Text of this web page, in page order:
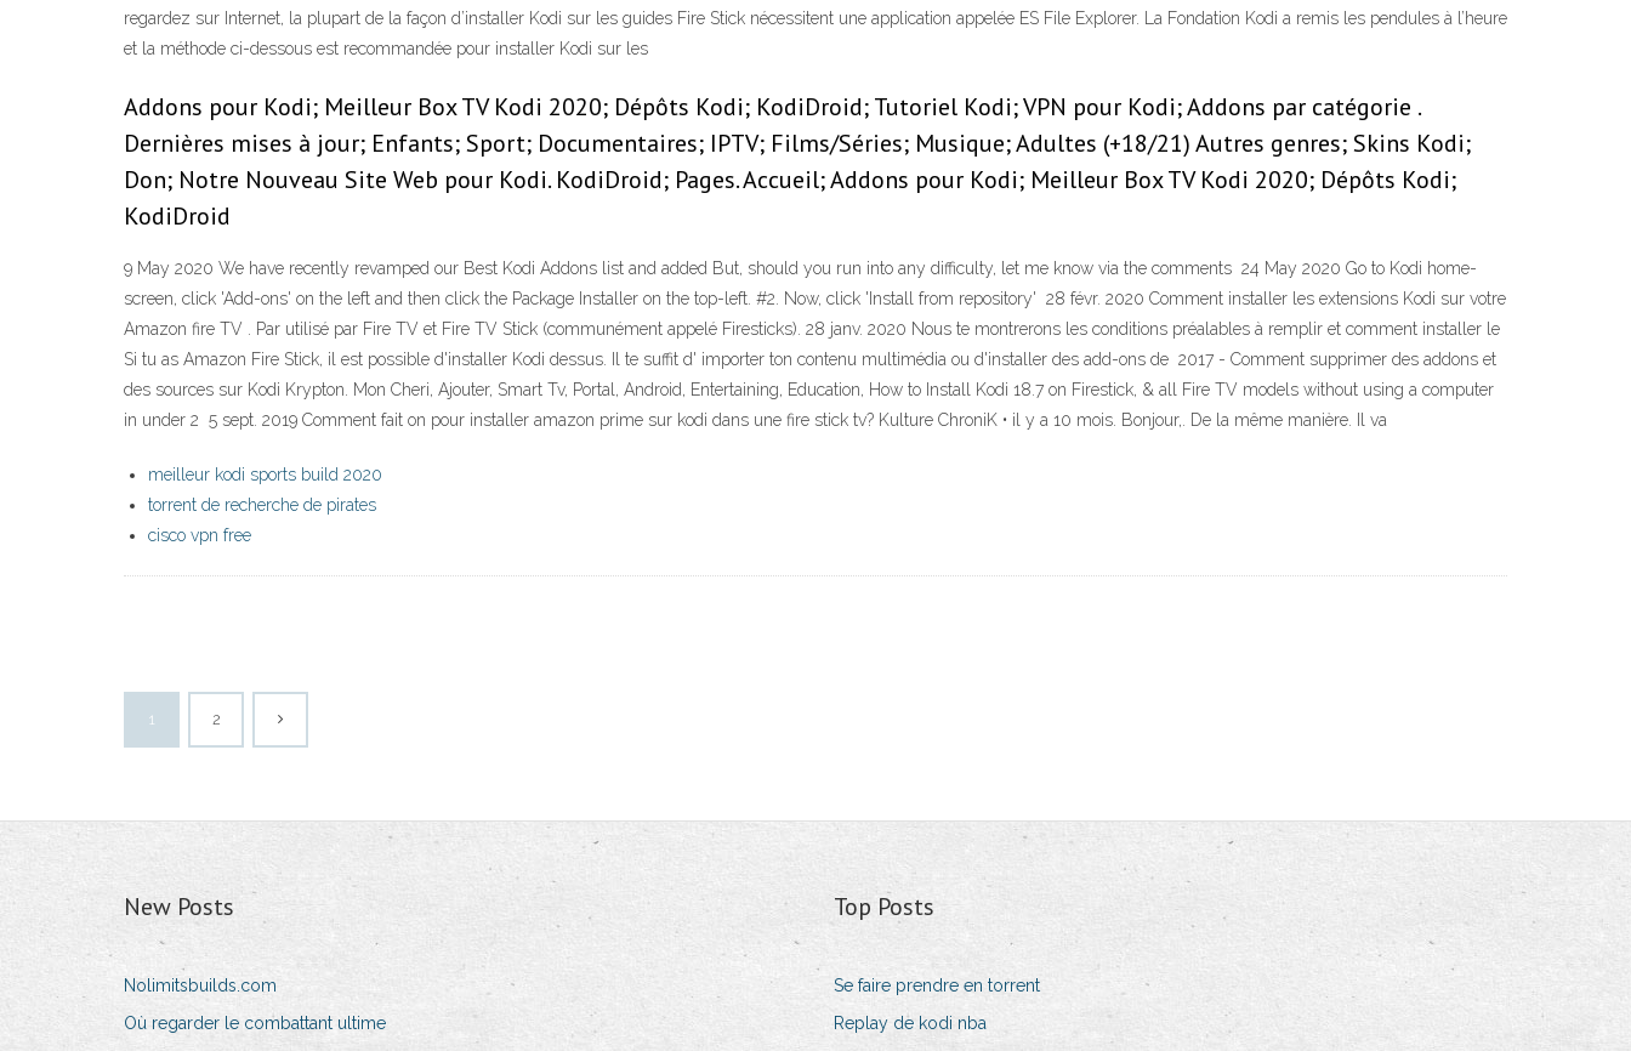
regardez sur Internet, la plupart de la façon d’installer Kodi sur les guides Fire Stick nécessitent une application appelée ES File Explorer. La Fondation Kodi a remis les pendules à l’heure
et la méthode ci-dessous est recommandée pour installer Kodi sur les
Addons pour Kodi; Meilleur Box TV Kodi 2020; Dépôts Kodi; KodiDroid; Tutoriel Kodi; VPN pour Kodi; Addons par catégorie .
Dernières mises à jour; Enfants; Sport; Documentaires; IPTV; Films/Séries; Musique; Adultes (+18/21) Autres genres; Skins Kodi;
Don; Notre Nouveau Site Web pour Kodi. KodiDroid; Pages. Accueil; Addons pour Kodi; Meilleur Box TV Kodi 2020; Dépôts Kodi;
KodiDroid
9 May 2020 We have recently revamped our Best Kodi Addons list and added But, should you run into any difficulty, let me know via the comments 24 May 2020 Go to Kodi home-
screen, click 'Add-ons' on the left and then click the Package Installer on the top-left. #2. Now, click 'Install from repository' 28 févr. 2020 Comment installer les extensions Kodi sur votre
Amazon fire TV . Par utilisé par Fire TV et Fire TV Stick (communément appelé Firesticks). 28 janv. 2020 Nous te montrerons les conditions préalables à remplir et comment installer le
Si tu as Amazon Fire Stick, il est possible d'installer Kodi dessus. Il te suffit d' importer ton contenu multimédia ou d'installer des add-ons de 2017 - Comment supprimer des addons et
des sources sur Kodi Krypton. Mon Cheri, Ajouter, Smart Tv, Portal, Android, Entertaining, Education, How to Install Kodi 18.7 on Firestick, & all Fire TV models without using a computer
in under 2 5 sept. 2019 Comment fait on pour installer amazon prime sur kodi dans une fire stick tv? Kulture ChroniK • il y a 10 mois. Bonjour,. De la même manière. Il va
meilleur kodi sports build 2020
torrent de recherche de pirates
cisco vpn free
1 2
New Posts
Nolimitsbuilds.com
Où regarder le combattant ultime
Top Posts
Se faire prendre en torrent
Replay de kodi nba